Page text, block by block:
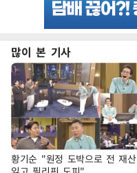
많이 본 기사
황기순 "원정 도박으로 전 재산